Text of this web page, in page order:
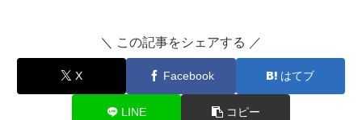
＼ この記事をシェアする ／
X Facebook はてブ
LINE コピー